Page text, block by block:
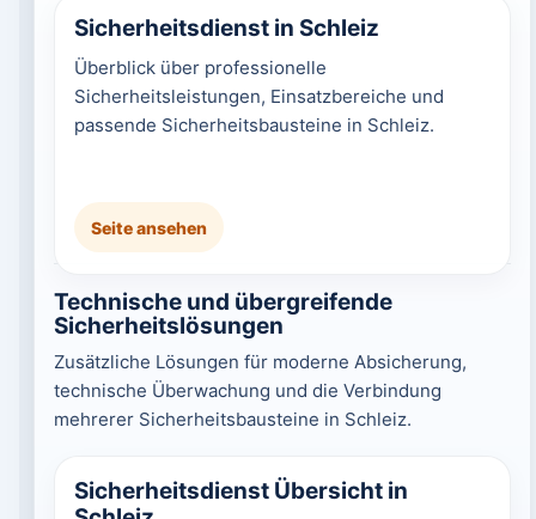
Sicherheitsdienst in Schleiz
Überblick über professionelle
Sicherheitsleistungen, Einsatzbereiche und
passende Sicherheitsbausteine in Schleiz.
Seite ansehen
Technische und übergreifende
Sicherheitslösungen
Zusätzliche Lösungen für moderne Absicherung,
technische Überwachung und die Verbindung
mehrerer Sicherheitsbausteine in Schleiz.
Sicherheitsdienst Übersicht in